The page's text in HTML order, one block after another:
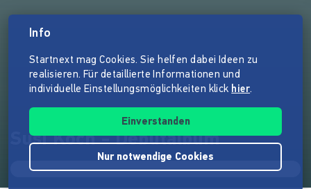
Susi Koch - Debütalbum
Info
Startnext mag Cookies. Sie helfen dabei Ideen zu
realisieren. Für detaillierte Informationen und
individuelle Einstellungsmöglichkeiten klick hier.
Einverstanden
Nur notwendige Cookies